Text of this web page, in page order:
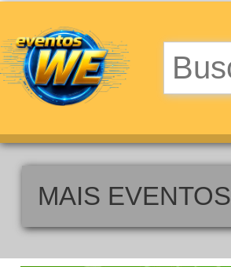
MAIS EVENTOS